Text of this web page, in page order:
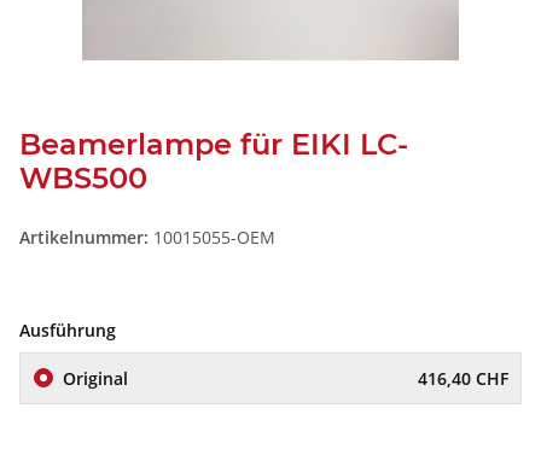
Beamerlampe für EIKI LC-
WBS500
Artikelnummer: 10015055-OEM
Ausführung
Original 416,40 CHF